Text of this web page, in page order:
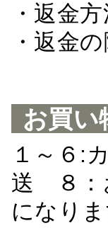
・返金
・返金
お買い
１～６:
送 ８：
になりま